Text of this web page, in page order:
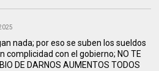
nada; por eso se suben los sueldos
complicidad con el gobierno; NO TE
DE DARNOS AUMENTOS TODOS